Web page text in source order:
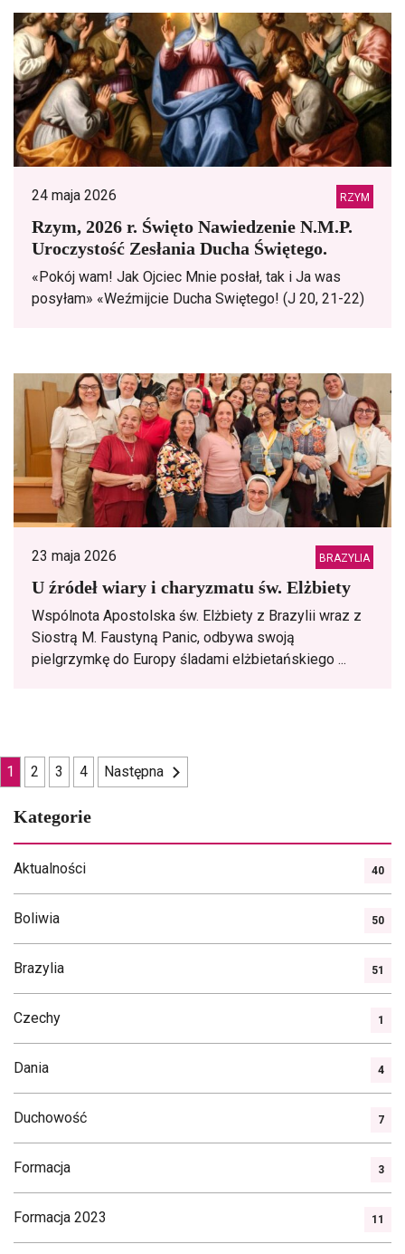
24 maja 2026 RZYM
Rzym, 2026 r. Święto Nawiedzenie N.M.Р.
Uroczystość Zesłania Ducha Świętego.
«Pokój wam! Jak Ojciec Mnie posłał, tak i Ja was
posyłam» «Weźmijcie Ducha Swiętego! (J 20, 21-22)
23 maja 2026 BRAZYLIA
U źródeł wiary i charyzmatu św. Elżbiety
Wspólnota Apostolska św. Elżbiety z Brazylii wraz z
Siostrą M. Faustyną Panic, odbywa swoją
pielgrzymkę do Europy śladami elżbietańskiego ...
Nawigacja
po
wpisach
1 2 3 4 Następna
Kategorie
Aktualności 40
Boliwia 50
Brazylia 51
Czechy 1
Dania 4
Duchowość 7
Formacja 3
Formacja 2023 11